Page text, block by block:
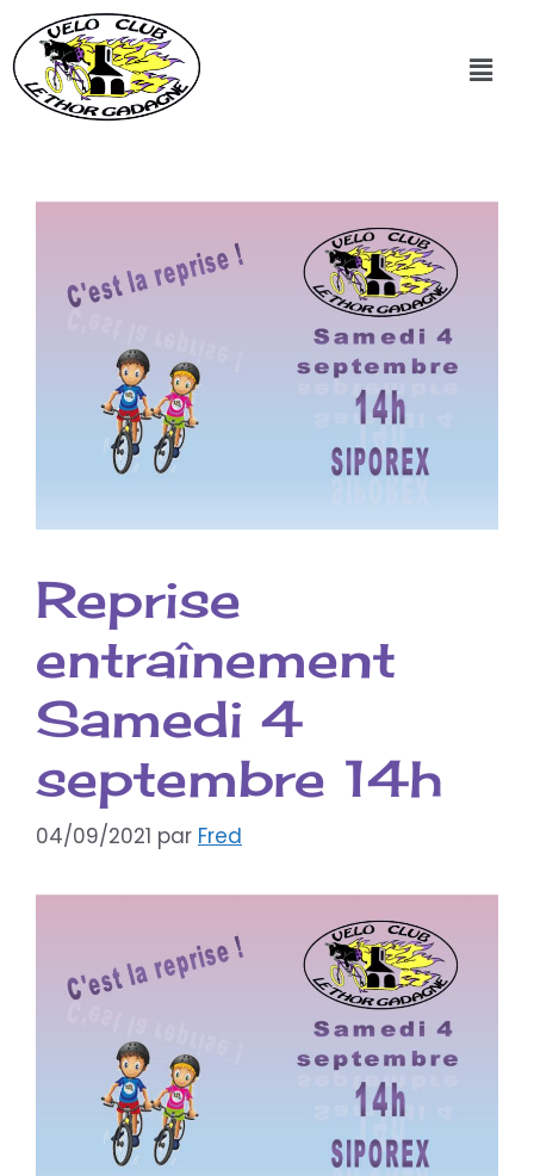
Reprise
entraînement
Samedi 4
septembre 14h
04/09/2021 par Fred